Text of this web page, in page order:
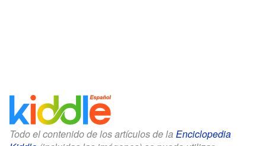
Todo el contenido de los artículos de la Enciclopedia